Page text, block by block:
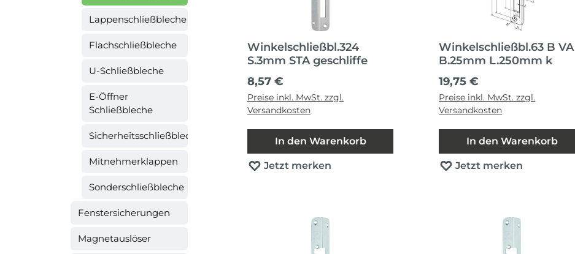
Lappenschließbleche
Flachschließbleche
U-Schließbleche
E-Öffner
Schließbleche
Sicherheitsschließbleche
Mitnehmerklappen
Sonderschließbleche
Fenstersicherungen
Magnetauslöser
Winkelschließbl.324
S.3mm STA geschliffe
Regulärer Preis:
8,57 €
Preise inkl. MwSt. zzgl.
Versandkosten
In den Warenkorb
Jetzt merken
Winkelschließbl.63 B VA
B.25mm L.250mm k
Regulärer Preis:
19,75 €
Preise inkl. MwSt. zzgl.
Versandkosten
In den Warenkorb
Jetzt merken